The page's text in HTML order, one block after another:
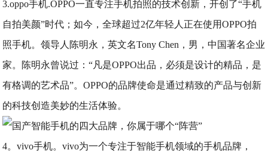
3.oppo手机.OPPO一直专注手机拍照的技术创新，开创了“手机
自拍美颜”时代；如今，全球超过2亿年轻人正在使用OPPO拍
照手机。领导人陈明永，英文名Tony Chen，男，中国著名企业
家。陈明永曾说过：“凡是OPPO出品，必须是设计的精品，是
有格调的艺术品”。OPPO的品牌使命是通过精致的产品与创新
的科技创造美妙的生活体验。
4。vivo手机。vivo为一个专注于智能手机领域的手机品牌，